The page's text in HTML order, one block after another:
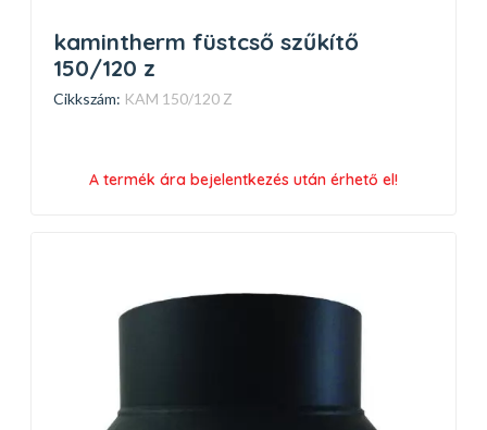
kamintherm füstcső szűkítő
150/120 z
Cikkszám: KAM 150/120 Z
A termék ára bejelentkezés után érhető el!